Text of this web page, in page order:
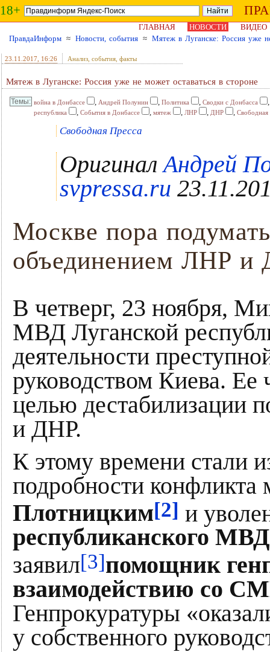
18+
ГЛАВНАЯ НОВОСТИ
ВИДЕО
ПравдаИнформ ≈ Новости, события ≈ Мятеж в Луганске: Россия уже
23.11.2017 , 16:26 Анализ, события, факты
Мятеж в Луганске: Россия уже не может оставаться в стороне
война в Донбассе , Андрей Полунин , Политика , Сводки с Донбасса
республика , События в Донбассе , мятеж , ЛНР , ДНР , Свободная
Свободная Пресса
ОригиналАндрей
svpressa.ru
Москве пора
объединением ЛНР и
В четверг, 23 ноября,
МВД Луганской
деятельности
руководством Киева. Ее
целью дестабилизации
и ДНР.
К этому времени стали
подробности
Плотницким[2] и
республиканского
заявил[3]помощник
взаимодействию со
Генпрокуратуры
у собственного